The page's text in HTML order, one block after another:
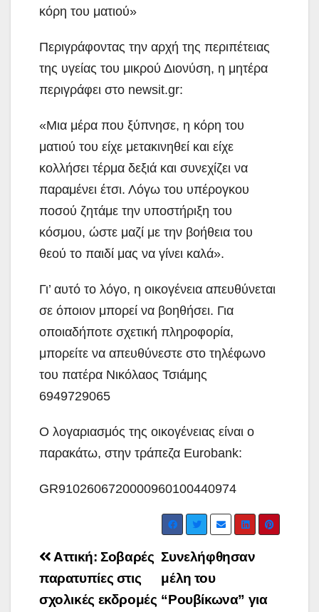
κόρη του ματιού»
Περιγράφοντας την αρχή της περιπέτειας
της υγείας του μικρού Διονύση, η μητέρα
περιγράφει στο newsit.gr:
«Μια μέρα που ξύπνησε, η κόρη του
ματιού του είχε μετακινηθεί και είχε
κολλήσει τέρμα δεξιά και συνεχίζει να
παραμένει έτσι. Λόγω του υπέρογκου
ποσού ζητάμε την υποστήριξη του
κόσμου, ώστε μαζί με την βοήθεια του
θεού το παιδί μας να γίνει καλά».
Γι’ αυτό το λόγο, η οικογένεια απευθύνεται
σε όποιον μπορεί να βοηθήσει. Για
οποιαδήποτε σχετική πληροφορία,
μπορείτε να απευθύνεστε στο τηλέφωνο
του πατέρα Νικόλαος Τσιάμης
6949729065
Ο λογαριασμός της οικογένειας είναι ο
παρακάτω, στην τράπεζα Eurobank:
GR9102606720000960100440974
Post
navigation
Συνελήφθησαν
μέλη του
“Ρουβίκωνα” για
Αττική: Σοβαρές
παρατυπίες στις
σχολικές εκδρομές